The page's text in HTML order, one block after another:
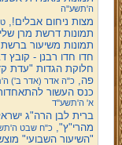
ה'תשע''ה
מצות ניחום אבלים!,
תמונות דרשת מרן
תמונות משיעור
חדו חדו רבנן - קובץ
חלוקת הגדות "עדת
פה,כ"ה אדר (אדר ב')
כנס העשור
א' ה'תשע''ד
ברית לבן הרה"ג
מהרי"ץ",כ"ח שבט
"השיעור השבועי"